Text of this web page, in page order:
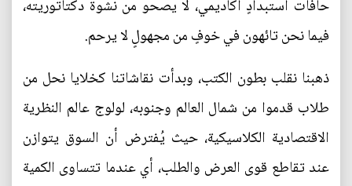
حافات استبدادٍ أكاديمي، لا يصحو من نشوة دكتاتوريته،
فيما نحن تائهون في خوفٍ من مجهولٍ لا يرحم.
ذهبنا نقلب بطون الكتب، وبدأت نقاشاتنا كخلايا نحل من
طلاب قدموا من شمال العالم وجنوبه، لولوج عالم النظرية
الاقتصادية الكلاسيكية، حيث يُفترض أن السوق يتوازن
عند تقاطع قوى العرض والطلب، أي عندما تتساوى الكمية